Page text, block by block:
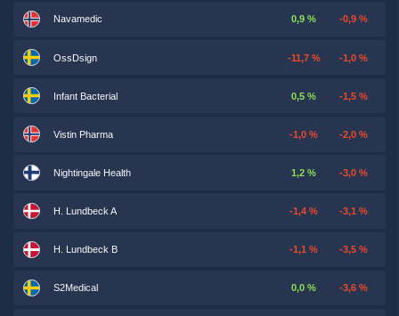
Navamedic 0,9 % -0,9 %
OssDsign -11,7 % -1,0 %
Infant Bacterial 0,5 % -1,5 %
Vistin Pharma -1,0 % -2,0 %
Nightingale Health 1,2 % -3,0 %
H. Lundbeck A -1,4 % -3,1 %
H. Lundbeck B -1,1 % -3,5 %
S2Medical 0,0 % -3,6 %